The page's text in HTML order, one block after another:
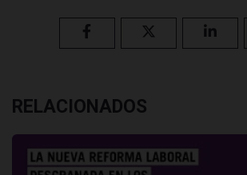
RELACIONADOS